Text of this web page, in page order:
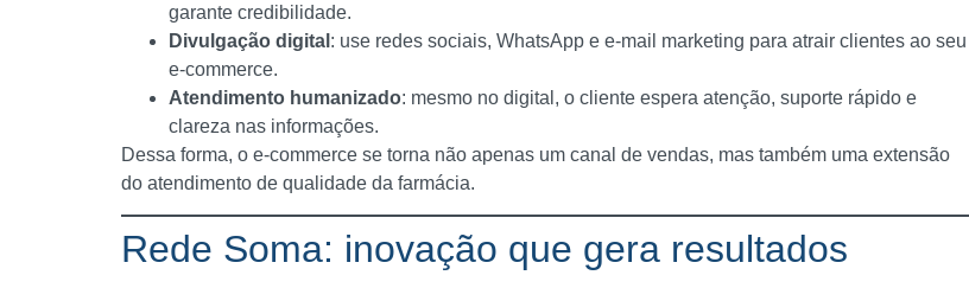
garante credibilidade.
Divulgação digital : use redes sociais, WhatsApp e e-mail marketing para atrair clientes ao seu
e-commerce.
Atendimento humanizado: mesmo no digital, o cliente espera atenção, suporte rápido e
clareza nas informações.
Dessa forma, o e-commerce se torna não apenas um canal de vendas, mas também uma extensão
do atendimento de qualidade da farmácia.
Rede Soma: inovação que gera resultados